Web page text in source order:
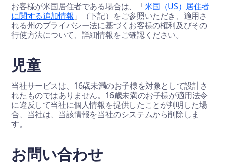
お客様が米国居住者である場合は、「米国（US）居住者
に関する追加情報 」（下記）をご参照いただき、適用さ
れる州のプライバシー法に基づくお客様の権利及びその
行使方法について、詳細情報をご確認ください。
児童
当社サービスは、16歳未満のお子様を対象として設計さ
れたものではありません。16歳未満のお子様が適用法令
に違反して当社に個人情報を提供したことが判明した場
合、当社は、当該情報を当社のシステムから削除しま
す。
お問い合わせ